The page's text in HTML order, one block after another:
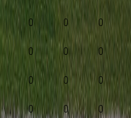
0 0 0
0 0 0
0 0 0
0 0 0